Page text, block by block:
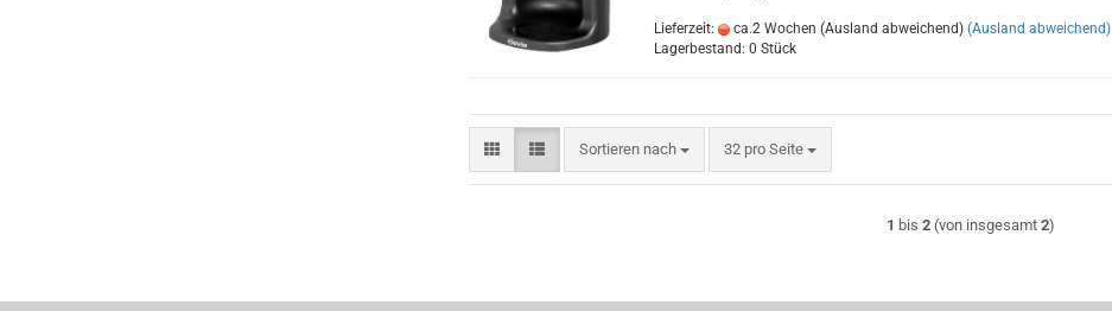
Lieferzeit: ca.2 Wochen (Ausland abweichend) (Ausland abweichend)
Lagerbestand: 0 Stück
Sortieren nach
Sortieren nach 32 pro Seite
pro Seite
1 bis2 (von insgesamt2)